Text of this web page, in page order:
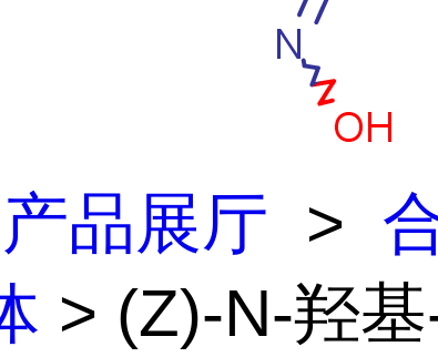
产品展厅 >
> (Z)-N-羟基